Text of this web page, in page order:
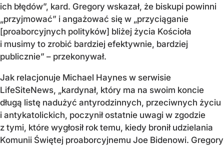
ich błędów”, kard. Gregory wskazał, że biskupi powinni
„przyjmować” i angażować się w „przyciąganie
[proaborcyjnych polityków] bliżej życia Kościoła
i musimy to zrobić bardziej efektywnie, bardziej
publicznie” – przekonywał.
Jak relacjonuje Michael Haynes w serwisie
LifeSiteNews, „kardynał, który ma na swoim koncie
długą listę nadużyć antyrodzinnych, przeciwnych życiu
i antykatolickich, poczynił ostatnie uwagi w zgodzie
z tymi, które wygłosił rok temu, kiedy bronił udzielania
Komunii Świętej proaborcyjnemu Joe Bidenowi. Gregory